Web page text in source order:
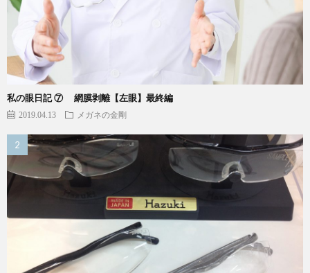
私の眼日記 ⑦ 網膜剥離【左眼】最終編
2019.04.13 メガネの金剛